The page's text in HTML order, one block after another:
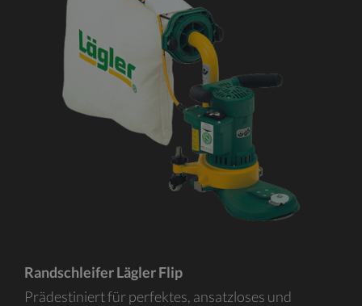
Randschleifer Lägler Flip
Prädestiniert für perfektes, ansatzloses und